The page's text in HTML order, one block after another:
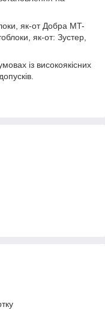
як-от Добра MT-
як-от: Зустер,
із високоякісних